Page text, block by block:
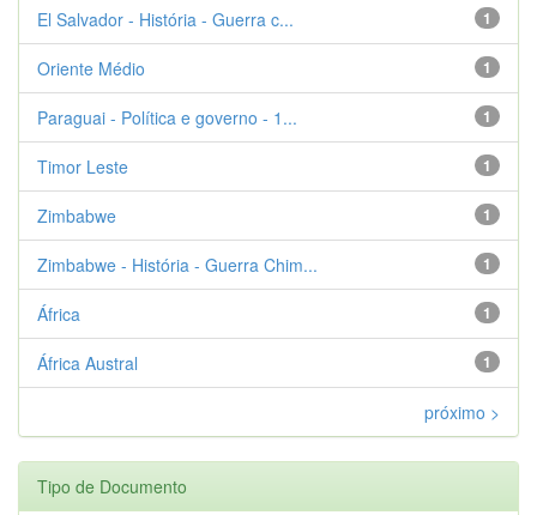
1
El Salvador - História - Guerra c...
1
Oriente Médio
1
Paraguai - Política e governo - 1...
1
Timor Leste
1
Zimbabwe
1
Zimbabwe - História - Guerra Chim...
1
África
1
África Austral
próximo >
Tipo de Documento